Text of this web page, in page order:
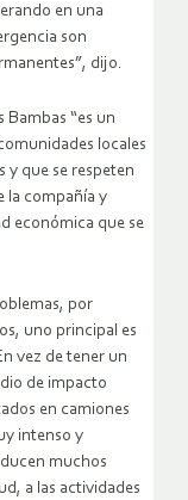
en una
son
dijo.
Bambas “es un
locales
y que se respeten
la compañía y
económica que se
por
uno principal es
vez de tener un
de impacto
en camiones
intenso y
muchos
a las actividades